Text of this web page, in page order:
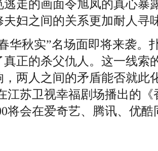
逃走的画面令旭凤的真心暴
夫妇之间的关系更加耐人寻
秋实”名场面即将来袭。
真正的杀父仇人。这一线索
，两人之间的矛盾能否就此
江苏卫视幸福剧场播出的
将会在爱奇艺、腾讯、优